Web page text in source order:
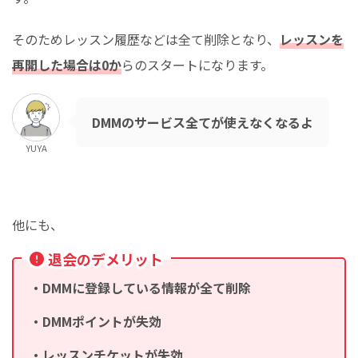
そのためレッスン履歴などは全て削除となり、 レッスンを
再開した場合は0からのスタートになります。
YUYA
DMMのサービス全てが使えなくなるよ
他にも、
退会のデメリット
・DMMに登録している情報が全て削除
・DMMポイントが失効